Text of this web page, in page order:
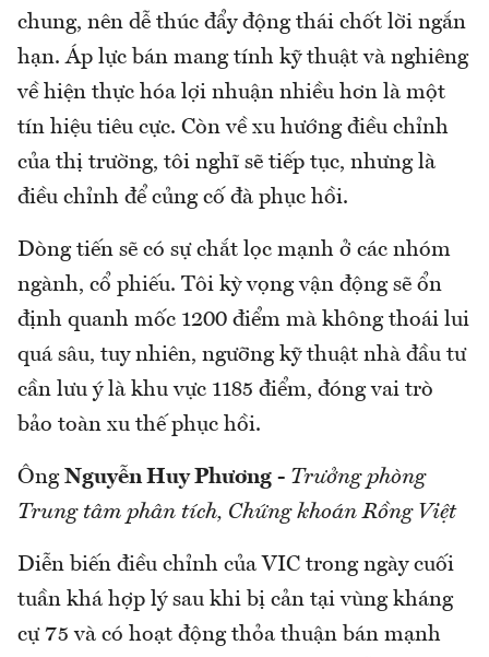
chung, nên dễ thúc đẩy động thái chốt lời ngắn
hạn. Áp lực bán mang tính kỹ thuật và nghiêng
về hiện thực hóa lợi nhuận nhiều hơn là một
tín hiệu tiêu cực. Còn về xu hướng điều chỉnh
của thị trường, tôi nghĩ sẽ tiếp tục, nhưng là
điều chỉnh để củng cố đà phục hồi.
Dòng tiến sẽ có sự chắt lọc mạnh ở các nhóm
ngành, cổ phiếu. Tôi kỳ vọng vận động sẽ ổn
định quanh mốc 1200 điểm mà không thoái lui
quá sâu, tuy nhiên, ngưỡng kỹ thuật nhà đầu tư
cần lưu ý là khu vực 1185 điểm, đóng vai trò
bảo toàn xu thế phục hồi.
Ông Nguyễn Huy Phương - Trưởng phòng
Trung tâm phân tích, Chứng khoán Rồng Việt
Diễn biến điều chỉnh của VIC trong ngày cuối
tuần khá hợp lý sau khi bị cản tại vùng kháng
cự 75 và có hoạt động thỏa thuận bán mạnh